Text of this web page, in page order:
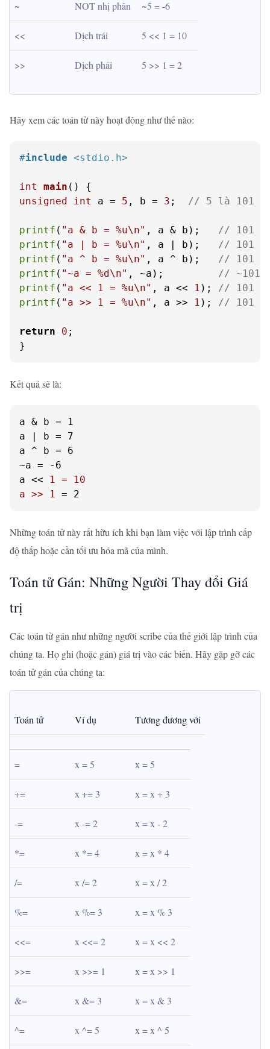
~ NOT nhị phân ~5 = -6
<< Dịch trái 5 << 1 = 10
>> Dịch phải 5 >> 1 = 2
Hãy xem các toán tử này hoạt động như thế nào:
#include <stdio.h>
int main ()
unsigned
int a = 5 , b = 3 ; // 5 là 101
printf ( "a & b = %u\n" , a & b); // 101 &
printf ( "a | b = %u\n" , a | b); // 101 |
printf ( "a ^ b = %u\n" , a ^ b); // 101 ^
printf ( "~a = %d\n" , ~a); // ~101
printf ( "a << 1 = %u\n" , a << 1 ); // 101
printf ( "a >> 1 = %u\n" , a >> 1 ); // 101
return 0 ;
}
Kết quả sẽ là:
a & b = 1
a | b = 7
a ^ b = 6
~a = -6
a <<
1 = 10
a >> 1 = 2
Những toán tử này rất hữu ích khi bạn làm việc với lập trình cấp
độ thấp hoặc cần tối ưu hóa mã của mình.
Toán tử Gán: Những Người Thay đổi Giá
trị
Các toán tử gán như những người scribe của thế giới lập trình của
chúng ta. Họ ghi (hoặc gán) giá trị vào các biến. Hãy gặp gỡ các
toán tử gán của chúng ta:
Toán tử Ví dụ Tương đương với
= x = 5 x = 5
+= x += 3 x = x + 3
-= x -= 2 x = x - 2
*= x *= 4 x = x * 4
/= x /= 2 x = x / 2
%= x %= 3 x = x % 3
<<= x <<= 2 x = x << 2
>>= x >>= 1 x = x >> 1
&= x &= 3 x = x & 3
^= x ^= 5 x = x ^ 5